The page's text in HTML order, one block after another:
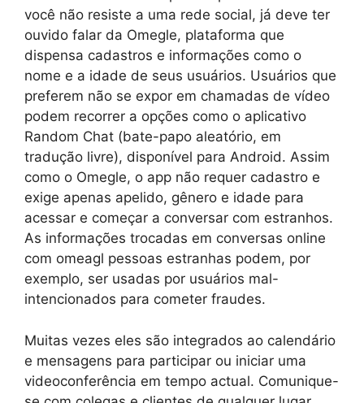
você não resiste a uma rede social, já deve ter
ouvido falar da Omegle, plataforma que
dispensa cadastros e informações como o
nome e a idade de seus usuários. Usuários que
preferem não se expor em chamadas de vídeo
podem recorrer a opções como o aplicativo
Random Chat (bate-papo aleatório, em
tradução livre), disponível para Android. Assim
como o Omegle, o app não requer cadastro e
exige apenas apelido, gênero e idade para
acessar e começar a conversar com estranhos.
As informações trocadas em conversas online
com omeagl pessoas estranhas podem, por
exemplo, ser usadas por usuários mal-
intencionados para cometer fraudes.
Muitas vezes eles são integrados ao calendário
e mensagens para participar ou iniciar uma
videoconferência em tempo actual. Comunique-